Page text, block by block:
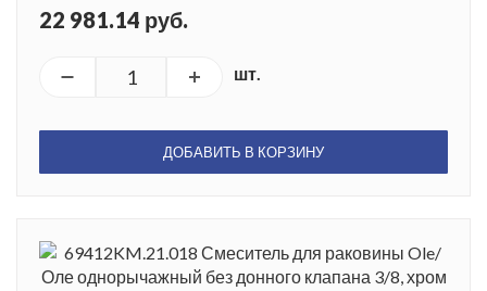
22 981.14 руб.
шт.
ДОБАВИТЬ В КОРЗИНУ